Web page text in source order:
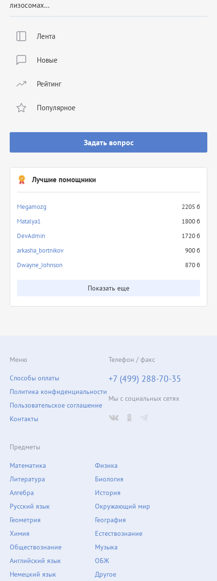
Лента
Новые
Рейтинг
Популярное
Задать вопрос
Лучшие помощники
Megamozg
2205 б
Matalya1
1800 б
DevAdmin
1720 б
arkasha_bortnikov
900 б
Dwayne_Johnson
870 б
Показать еще
лизосомах...
Предметы
Математика
Литература
Алгебра
Русский язык
Геометрия
Химия
Физика
Биология
История
Окружающий мир
География
Естествознание
Обществознание
Английский язык
Немецкий язык
Музыка
ОБЖ
Другое
Меню
Способы оплаты
Политика конфиденциальности
Пользовательское соглашение
Контакты
Телефон / факс
+7 (499) 288-70-35
Мы с социальных сетях